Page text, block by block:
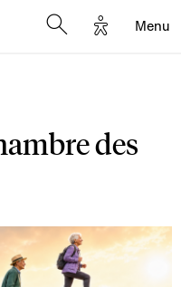
Options
Menu
des